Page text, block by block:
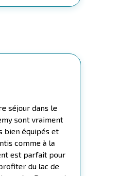
séjour dans le
sont vraiment
bien équipés et
comme à la
est parfait pour
du lac de